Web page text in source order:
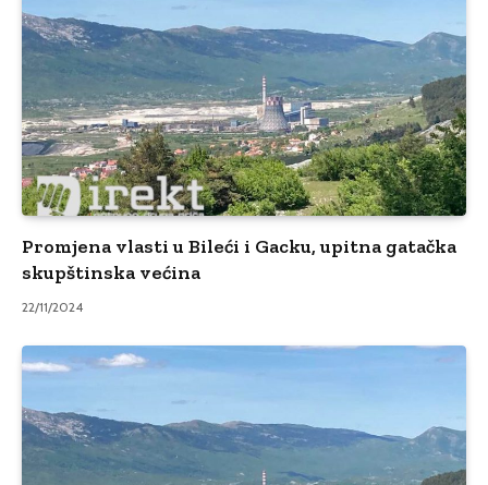
Promjena vlasti u Bileći i Gacku, upitna gatačka
skupštinska većina
22/11/2024